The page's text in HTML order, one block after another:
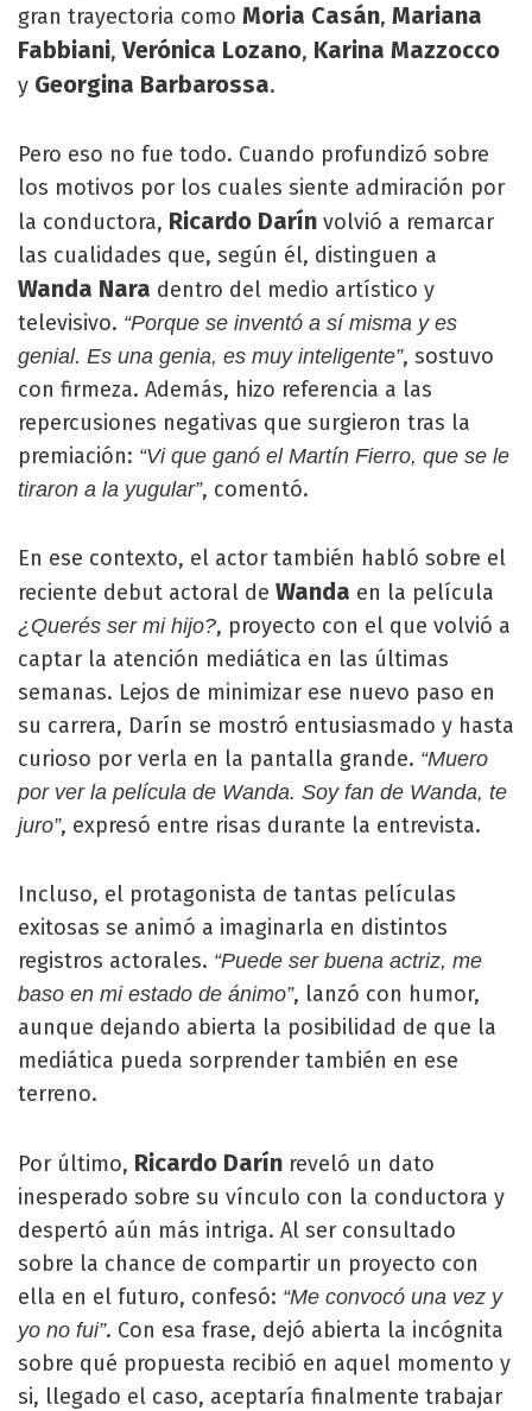
gran trayectoria como Moria Casán, Mariana
Fabbiani,Verónica Lozano, Karina Mazzocco
y Georgina Barbarossa.
Pero eso no fue todo. Cuando profundizó sobre
los motivos por los cuales siente admiración por
la conductora, Ricardo Darín volvió a remarcar
las cualidades que, según él, distinguen a
Wanda Nara dentro del medio artístico y
televisivo. “Porque se inventó a sí misma y es
genial. Es una genia, es muy inteligente”, sostuvo
con firmeza. Además, hizo referencia a las
repercusiones negativas que surgieron tras la
premiación: “Vi que ganó el Martín Fierro, que se le
tiraron a la yugular”, comentó.
En ese contexto, el actor también habló sobre el
reciente debut actoral de Wanda en la película
¿Querés ser mi hijo?, proyecto con el que volvió a
captar la atención mediática en las últimas
semanas. Lejos de minimizar ese nuevo paso en
su carrera, Darín se mostró entusiasmado y hasta
curioso por verla en la pantalla grande. “Muero
por ver la película de Wanda. Soy fan de Wanda, te
juro”, expresó entre risas durante la entrevista.
Incluso, el protagonista de tantas películas
exitosas se animó a imaginarla en distintos
registros actorales. “Puede ser buena actriz, me
baso en mi estado de ánimo”, lanzó con humor,
aunque dejando abierta la posibilidad de que la
mediática pueda sorprender también en ese
terreno.
Por último, Ricardo Darín reveló un dato
inesperado sobre su vínculo con la conductora y
despertó aún más intriga. Al ser consultado
sobre la chance de compartir un proyecto con
ella en el futuro, confesó: “Me convocó una vez y
yo no fui”. Con esa frase, dejó abierta la incógnita
sobre qué propuesta recibió en aquel momento y
si, llegado el caso, aceptaría finalmente trabajar